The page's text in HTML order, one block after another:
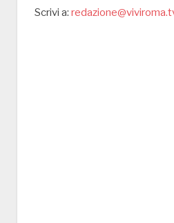
Scrivi a: